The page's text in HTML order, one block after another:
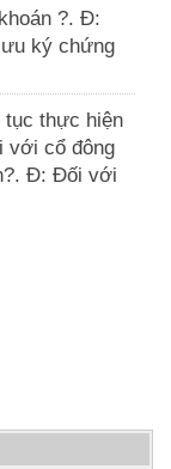
?. Đ:
ký chứng
tục thực hiện
với cổ đông
Đ: Đối với